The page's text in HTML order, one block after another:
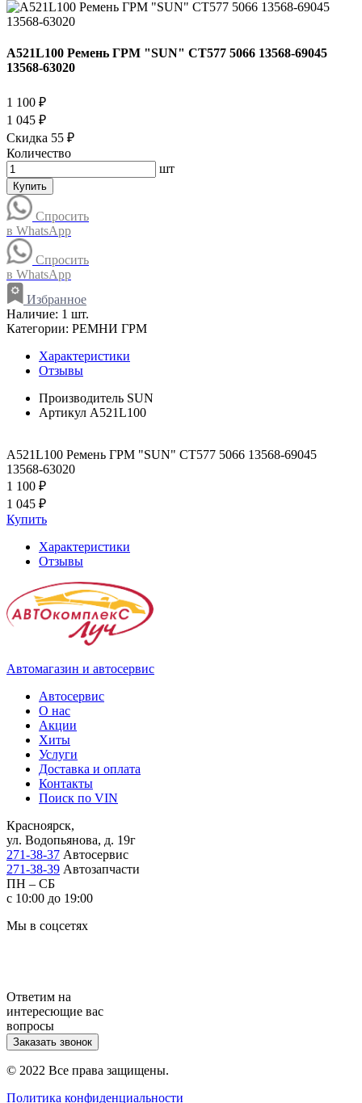
A521L100 Ремень ГРМ "SUN" CT577 5066 13568-69045
13568-63020
1 100 ₽
1 045 ₽
Скидка 55 ₽
Количество
шт
Купить
Спросить
в WhatsApp
Спросить
в WhatsApp
Избранное
Наличие: 1 шт.
Категории: РЕМНИ ГРМ
Характеристики
Отзывы
Производитель SUN
Артикул A521L100
A521L100 Ремень ГРМ "SUN" CT577 5066 13568-69045
13568-63020
1 100 ₽
1 045 ₽
Купить
Характеристики
Отзывы
Автомагазин и автосервис
Автосервис
О нас
Акции
Хиты
Услуги
Доставка и оплата
Контакты
Поиск по VIN
Красноярск,
ул. Водопьянова, д. 19г
271-38-37 Автосервис
271-38-39 Автозапчасти
ПН – СБ
с 10:00 до 19:00
Мы в соцсетях
Ответим на
интересющие вас
вопросы
Заказать звонок
© 2022 Все права защищены.
Политика конфиденциальности